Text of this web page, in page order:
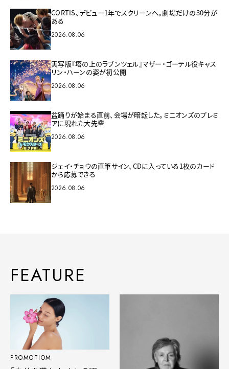
CORTIS、デビュー1年でスクリーンへ。劇場だけの30分が
ある
2026.08.06
実写版『塔の上のラプンツェル』マザー・ゴーテル役キャス
リン・ハーンの姿が初公開
2026.08.06
盆踊りが始まる直前、会場が暗転した。ミニオンズのプレミ
アに現れた大先輩
2026.08.06
ジェイ・チョウの直筆サイン、CDに入っている1枚のカード
から応募できる
2026.08.06
FEATURE
PROMOTIOM